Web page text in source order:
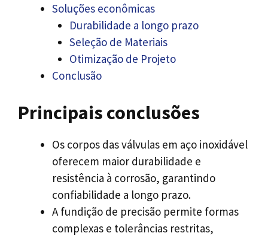
Soluções econômicas
Durabilidade a longo prazo
Seleção de Materiais
Otimização de Projeto
Conclusão
Principais conclusões
Os corpos das válvulas em aço inoxidável
oferecem maior durabilidade e
resistência à corrosão, garantindo
confiabilidade a longo prazo.
A fundição de precisão permite formas
complexas e tolerâncias restritas,